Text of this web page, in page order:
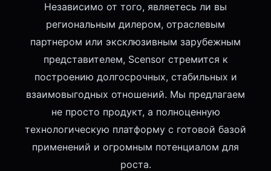
Независимо от того, являетесь ли вы
региональным дилером, отраслевым
партнером или эксклюзивным зарубежным
представителем, Scensor стремится к
построению долгосрочных, стабильных и
взаимовыгодных отношений. Мы предлагаем
не просто продукт, а полноценную
технологическую платформу с готовой базой
применений и огромным потенциалом для
роста.